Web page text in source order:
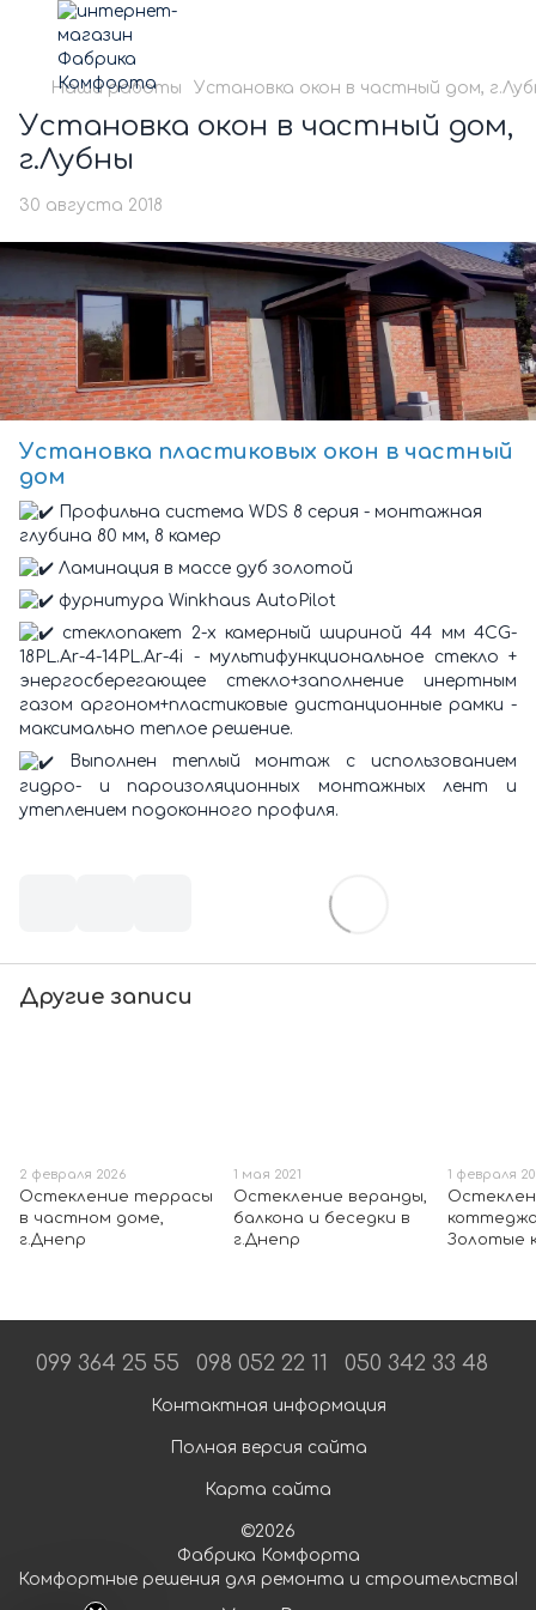
Наши работы Установка окон в частный дом,
Установка окон в частный дом,
г.Лубны
30 августа 2018
Установка пластиковых окон в частный
дом
Профильна система WDS 8 серия - монтажная
глубина 80 мм, 8 камер
Ламинация в массе дуб золотой
фурнитура Winkhaus AutoPilot
стеклопакет 2-х камерный шириной 44 мм 4CG-
18PL.Ar-4-14PL.Ar-4i - мультифункциональное стекло +
энергосберегающее стекло+заполнение инертным
газом аргоном+пластиковые дистанционные рамки -
максимально теплое решение.
Выполнен теплый монтаж с использованием
гидро- и пароизоляционных монтажных лент и
утеплением подоконного профиля.
Другие записи
2 февраля 2026
Остекление террасы
в частном доме,
г.Днепр
1 мая 2021
Остекление веранды,
балкона и беседки в
г.Днепр
1 февраля
Золотые
099 364 25 55 098 052 22 11 050 342 33 48
Контактная информация
Полная версия сайта
Карта сайта
©2026
Фабрика Комфорта
Комфортные решения для ремонта и строительства!